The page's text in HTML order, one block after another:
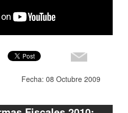
Fecha: 08 Octubre 2009